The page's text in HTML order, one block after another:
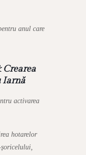
anul care
Iarnă
activarea
hotarelor